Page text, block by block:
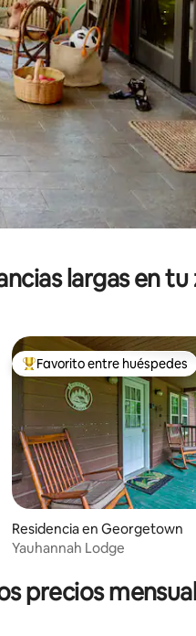
largas en tu
4.99 de 5; 128
De los mejores en Favorito
Favorito entre huéspedes
Residencia en Georgetown
Yauhannah Lodge
precios